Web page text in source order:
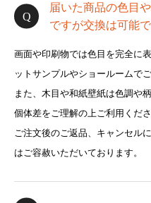
届いた商品の色目
ですが交換は可能
画面や印刷物では色目を完全に
ットサンプルやショールームで
また、木目や和紙壁紙は色調や
個体差をご理解の上ご利用くださ
ご注文後のご返品、キャンセル
はご容赦いただいております。